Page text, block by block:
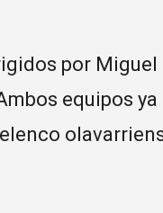
por
equipos